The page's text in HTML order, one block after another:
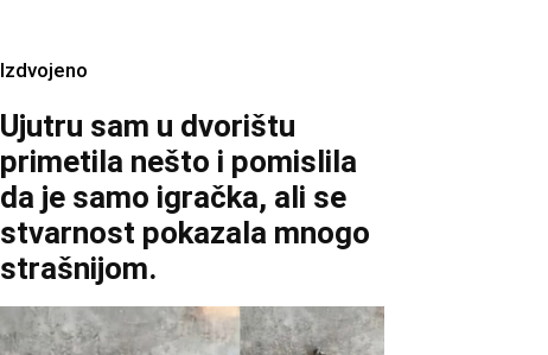
Izdvojeno
Ujutru sam u dvorištu
primetila nešto i pomislila
da je samo igračka, ali se
stvarnost pokazala mnogo
strašnijom.